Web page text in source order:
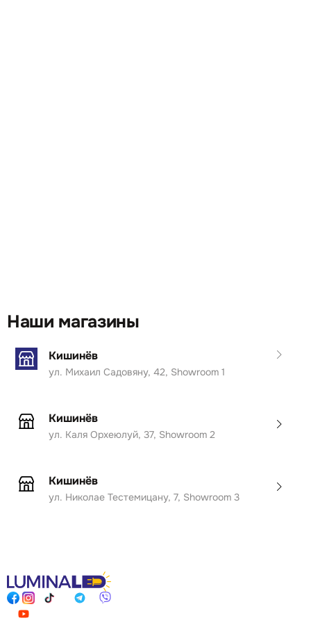
Наши магазины
Кишинёв
ул. Михаил Садовяну, 42, Showroom 1
Кишинёв
ул. Каля Орхеюлуй, 37, Showroom 2
Кишинёв
ул. Николае Тестемицану, 7, Showroom 3